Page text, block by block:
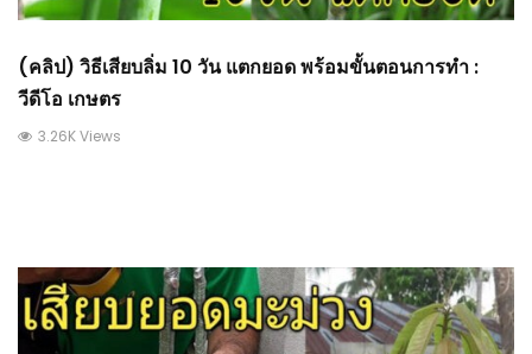
(คลิป) วิธีเสียบลิ่ม 10 วัน แตกยอด พร้อมขั้นตอนการทำ :
วีดีโอ เกษตร
3.26K Views